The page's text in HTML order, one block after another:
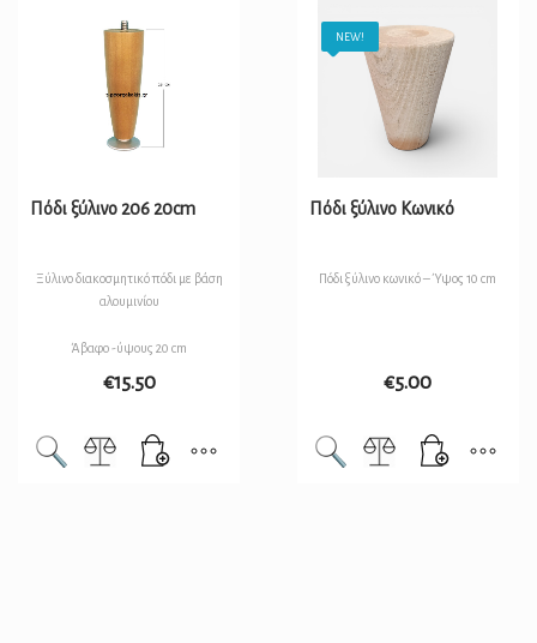
Πόδι ξύλινο 206 20cm
Ξύλινο διακοσμητικό πόδι με βάση
αλουμινίου
Άβαφο -ύψους 20 cm
€15.50
NEW!
Πόδι ξύλινο Κωνικό
Πόδι ξύλινο κωνικό – Ύψος 10 cm
€5.00